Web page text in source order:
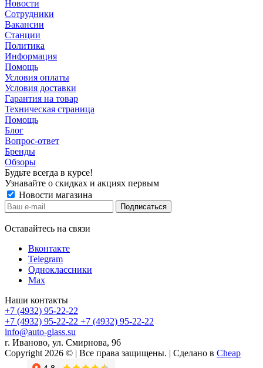
Новости
Сотрудники
Вакансии
Станции
Политика
Информация
Помощь
Условия оплаты
Условия доставки
Гарантия на товар
Техническая страница
Помощь
Блог
Вопрос-ответ
Бренды
Обзоры
Будьте всегда в курсе!
Узнавайте о скидках и акциях первым
Новости магазина
Оставайтесь на связи
Вконтакте
Telegram
Одноклассники
Max
Наши контакты
+7 (4932) 95-22-22
+7 (4932) 95-22-22 +7 (4932) 95-22-22
info@auto-glass.su
г. Иваново, ул. Смирнова, 96
Copyright 2026 © | Все права защищены. | Сделано в Cheap